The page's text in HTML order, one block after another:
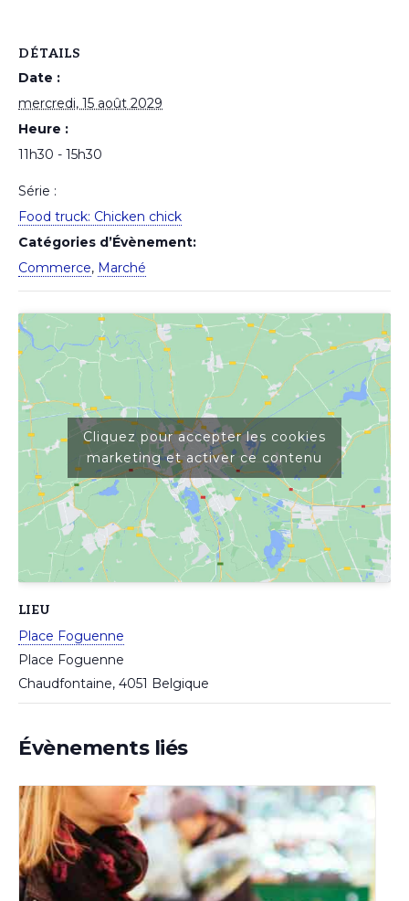
DÉTAILS
Date :
mercredi, 15 août 2029
Heure :
11h30 - 15h30
Série :
Food truck: Chicken chick
Catégories d’Évènement:
Commerce, Marché
LIEU
Place Foguenne
Place Foguenne
Chaudfontaine, 4051 Belgique
Cliquez pour accepter les cookies
marketing et activer ce contenu
Évènements liés